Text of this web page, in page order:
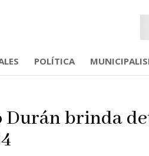
POLÍTICA
brinda